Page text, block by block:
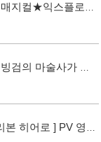
지컬★익스플로러
검의 마술사가 세
공개
본 히어로 ] PV 영